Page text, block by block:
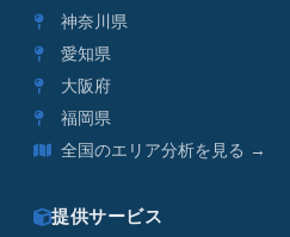
神奈川県
愛知県
大阪府
福岡県
全国のエリア分析を見る →
提供サービス